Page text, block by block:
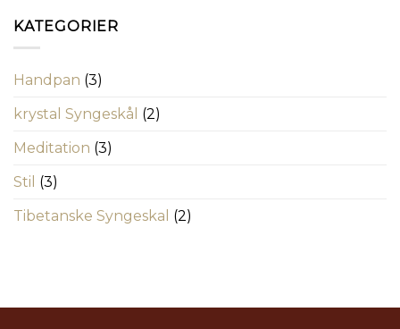
KATEGORIER
Handpan (3)
krystal Syngeskål (2)
Meditation (3)
Stil (3)
Tibetanske Syngeskal (2)